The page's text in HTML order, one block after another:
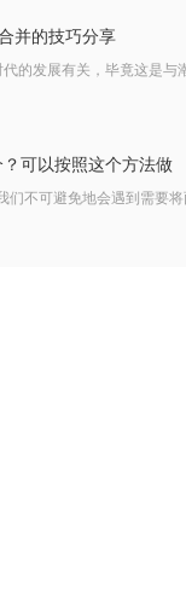
并的技巧分享
的发展有关，毕竟这是
可以按照这个方法做
们不可避免地会遇到需要